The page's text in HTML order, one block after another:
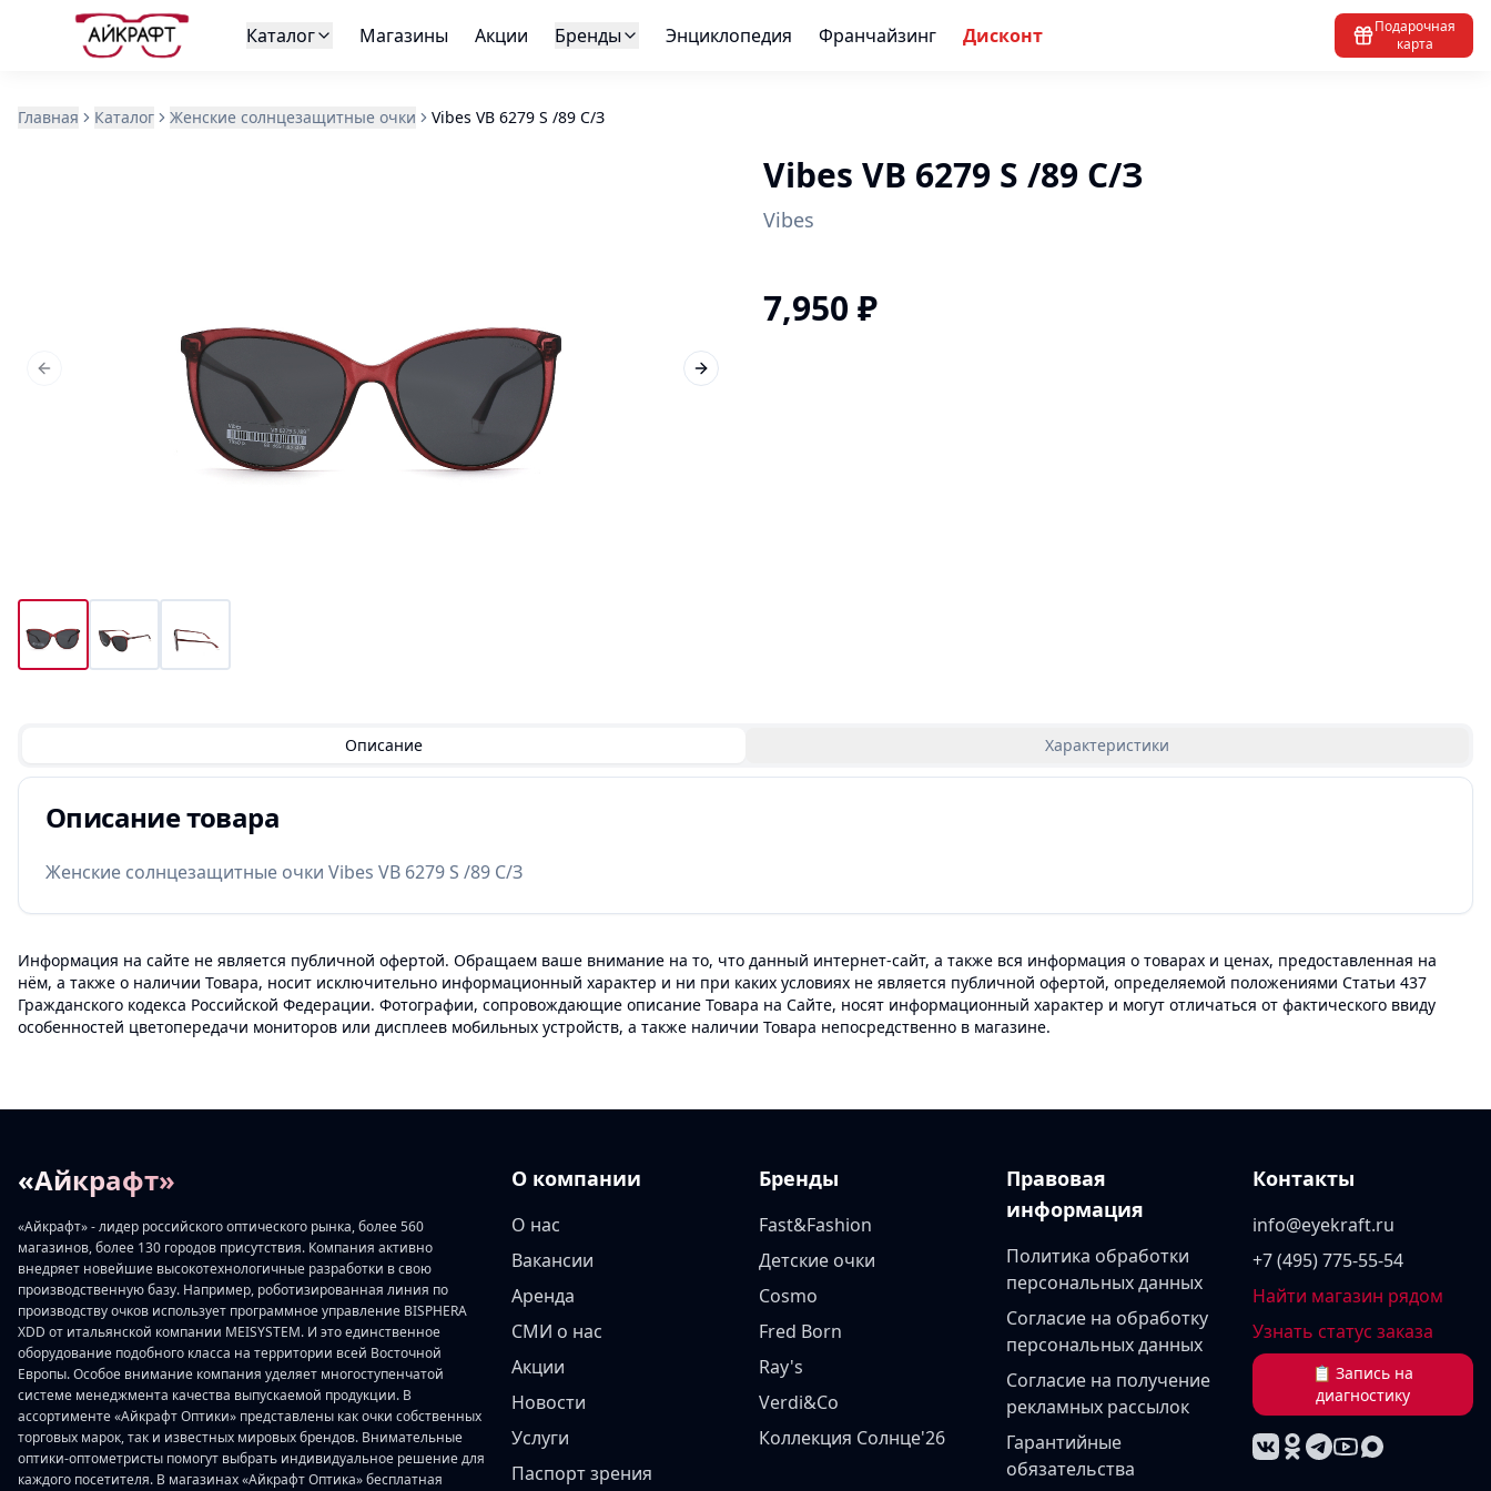
Каталог Магазины Акции Бренды Энциклопедия Франчайзинг Дисконт
Подарочная
карта
Главная Каталог Женские солнцезащитные очки Vibes VB 6279 S /89 С/З
Previous slide Next slide
Vibes VB 6279 S /89 С/З
Vibes
7,950 ₽
Описание Характеристики
Описание товара
Женские солнцезащитные очки Vibes VB 6279 S /89 С/З
Информация на сайте не является публичной офертой. Обращаем ваше внимание на то, что данный интернет-сайт, а также вся информация о товарах и ценах, предоставленная на
нём, а также о наличии Товара, носит исключительно информационный характер и ни при каких условиях не является публичной офертой, определяемой положениями Статьи 437
Гражданского кодекса Российской Федерации. Фотографии, сопровождающие описание Товара на Сайте, носят информационный характер и могут отличаться от фактического ввиду
особенностей цветопередачи мониторов или дисплеев мобильных устройств, а также наличии Товара непосредственно в магазине.
«Айкрафт»
«Айкрафт» - лидер российского оптического рынка, более 560
магазинов, более 130 городов присутствия. Компания активно
внедряет новейшие высокотехнологичные разработки в свою
производственную базу. Например, роботизированная линия по
производству очков использует программное управление BISPHERA
XDD от итальянской компании MEISYSTEM. И это единственное
оборудование подобного класса на территории всей Восточной
Европы. Особое внимание компания уделяет многоступенчатой
системе менеджмента качества выпускаемой продукции. В
ассортименте «Айкрафт Оптики» представлены как очки собственных
торговых марок, так и известных мировых брендов. Внимательные
оптики-оптометристы помогут выбрать индивидуальное решение для
каждого посетителя. В магазинах «Айкрафт Оптика» бесплатная
О компании
О нас
Вакансии
Аренда
СМИ о нас
Акции
Новости
Услуги
Паспорт зрения
Бренды
Fast&Fashion
Детские очки
Cosmo
Fred Born
Ray's
Verdi&Co
Коллекция Солнце'26
Правовая
информация
Политика обработки
персональных данных
Согласие на обработку
персональных данных
Согласие на получение
рекламных рассылок
Гарантийные
обязательства
Контакты
info@eyekraft.ru
+7 (495) 775-55-54
Найти магазин рядом
Узнать статус заказа
📋 Запись на
диагностику